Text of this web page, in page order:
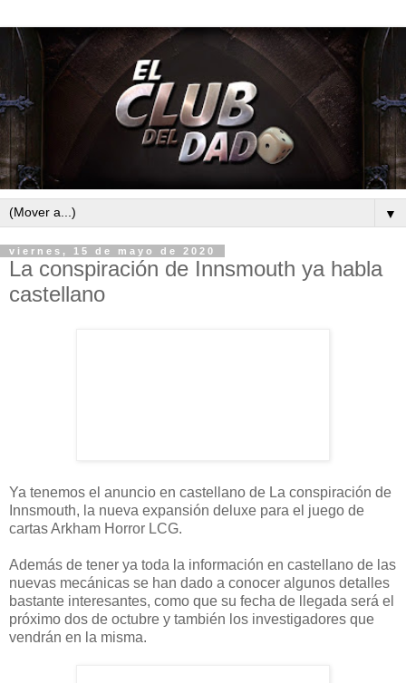
▼
viernes, 15 de mayo de 2020
La conspiración de Innsmouth ya habla
castellano
Ya tenemos el anuncio en castellano de La conspiración de
Innsmouth, la nueva expansión deluxe para el juego de
cartas Arkham Horror LCG.
Además de tener ya toda la información en castellano de las
nuevas mecánicas se han dado a conocer algunos detalles
bastante interesantes, como que su fecha de llegada será el
próximo dos de octubre y también los investigadores que
vendrán en la misma.